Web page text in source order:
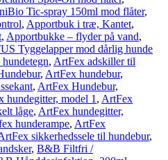
Tic-spray 150ml mod flåter,
, Apportbuk i træ, Kantet,
, Apportbukke – flyder på vand,
Tyggelapper mod dårlig hunde
, ArtFex adskiller til
, ArtFex hundebur,
, ArtFex Hundebur,
hundegitter, model 1 , ArtFex
låge, ArtFex hundegitter,
hunderampe, ArtFex
sikkerhedssele til hundebur,
, B&B Filtfri /